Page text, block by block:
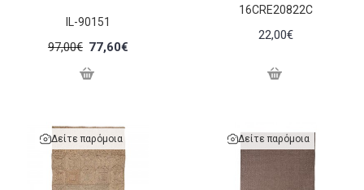
IL-90151
97,00€ 77,60€
16CRE20822C
22,00€
Δείτε παρόμοια Δείτε παρόμοια